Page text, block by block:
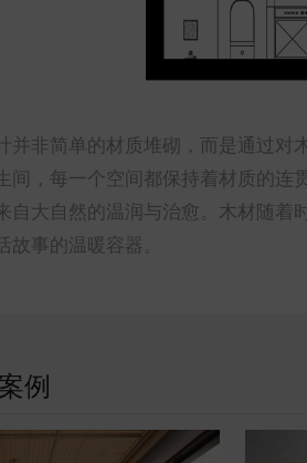
并非简单的材质堆砌，而是通过
间，每一个空间都保持着材质的
自大自然的温润与治愈。木材随
事的温暖容器。
例